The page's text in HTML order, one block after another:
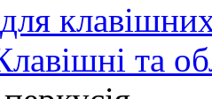
та